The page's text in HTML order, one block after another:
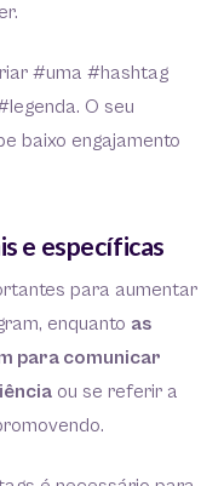
#uma #hashtag
O seu
baixo engajamento
e específicas
para aumentar
enquanto as
para comunicar
ou se referir a